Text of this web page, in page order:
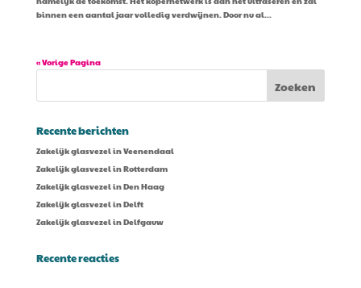
binnen een aantal jaar volledig verdwijnen. Door nu al...
« Vorige Pagina
Recente berichten
Zakelijk glasvezel in Veenendaal
Zakelijk glasvezel in Rotterdam
Zakelijk glasvezel in Den Haag
Zakelijk glasvezel in Delft
Zakelijk glasvezel in Delfgauw
Recente reacties